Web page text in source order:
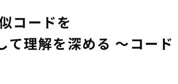
コードを
理解を深める 〜コード